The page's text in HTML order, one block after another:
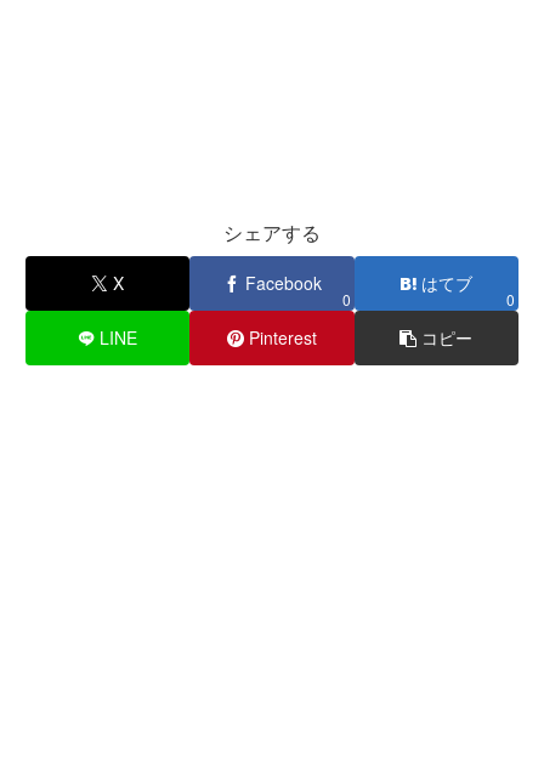
シェアする
X Facebook
0
はてブ
0
LINE Pinterest コピー